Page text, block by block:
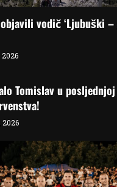
objavili vodič ‘Ljubuški
Tomislav u
2026